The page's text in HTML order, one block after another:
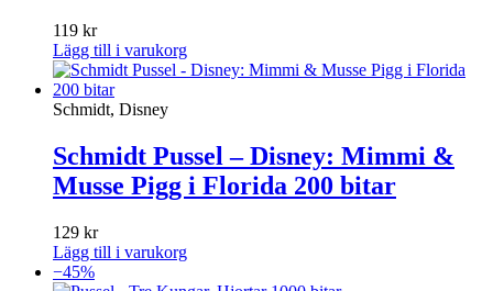
119 kr
Lägg till i varukorg
Schmidt, Disney
Schmidt Pussel – Disney: Mimmi &
Musse Pigg i Florida 200 bitar
129 kr
Lägg till i varukorg
−45%